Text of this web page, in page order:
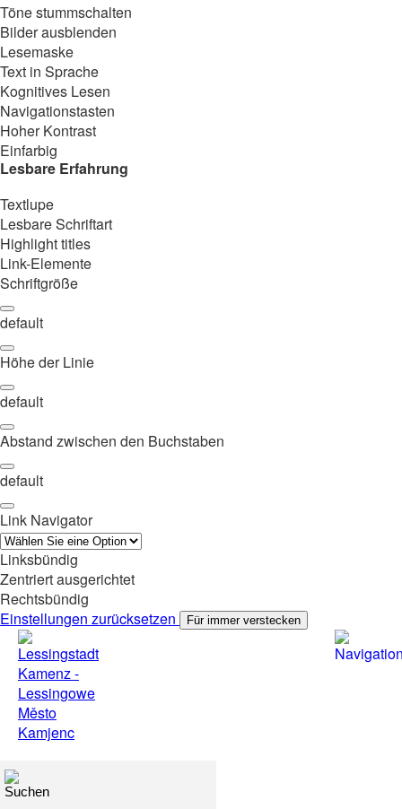
Töne stummschalten
Bilder ausblenden
Lesemaske
Text in Sprache
Kognitives Lesen
Navigationstasten
Hoher Kontrast
Einfarbig
Lesbare Erfahrung
Textlupe
Lesbare Schriftart
Highlight titles
Link-Elemente
Schriftgröße
default
Höhe der Linie
default
Abstand zwischen den Buchstaben
default
Link Navigator
Linksbündig
Zentriert ausgerichtet
Rechtsbündig
Einstellungen zurücksetzen
Für immer verstecken